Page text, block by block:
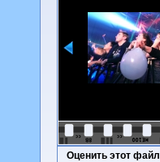
Оценить этот файл